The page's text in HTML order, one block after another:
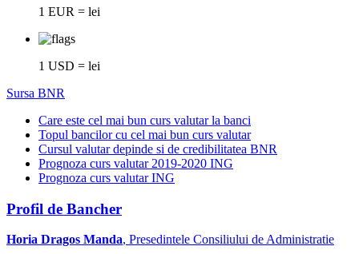
1 EUR = lei
1 USD = lei
Sursa BNR
Care este cel mai bun curs valutar la banci
Topul bancilor cu cel mai bun curs valutar
Cursul valutar depinde si de credibilitatea BNR
Prognoza curs valutar 2019-2020 ING
Prognoza curs valutar ING
Profil de Bancher
Horia Dragos Manda, Presedintele Consiliului de Administratie